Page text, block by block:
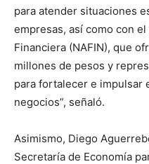
para atender situaciones
empresas, así como con
Financiera (NAFIN), que
millones de pesos y
para fortalecer e impulsar
negocios”, señaló.
Asimismo, Diego
Secretaría de Economía